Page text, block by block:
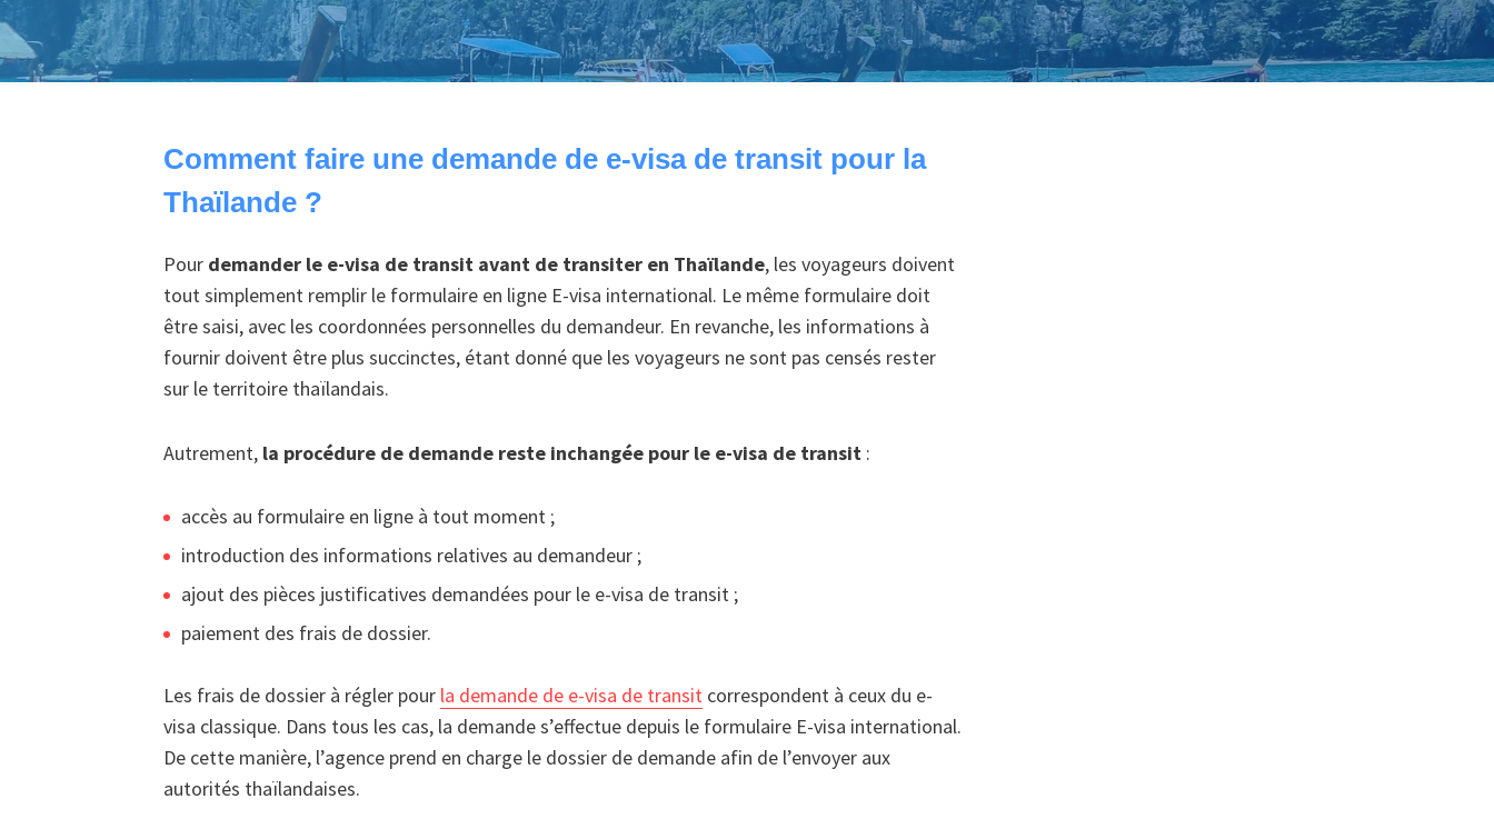
Comment faire une demande de e-visa de transit pour la
Thaïlande ?
Pour demander le e-visa de transit avant de transiter en Thaïlande, les voyageurs doivent
tout simplement remplir le formulaire en ligne E-visa international. Le même formulaire doit
être saisi, avec les coordonnées personnelles du demandeur. En revanche, les informations à
fournir doivent être plus succinctes, étant donné que les voyageurs ne sont pas censés rester
sur le territoire thaïlandais.
Autrement, la procédure de demande reste inchangée pour le e-visa de transit :
accès au formulaire en ligne à tout moment ;
introduction des informations relatives au demandeur ;
ajout des pièces justificatives demandées pour le e-visa de transit ;
paiement des frais de dossier.
Les frais de dossier à régler pour la demande de e-visa de transit correspondent à ceux du e-
visa classique. Dans tous les cas, la demande s’effectue depuis le formulaire E-visa international.
De cette manière, l’agence prend en charge le dossier de demande afin de l’envoyer aux
autorités thaïlandaises.